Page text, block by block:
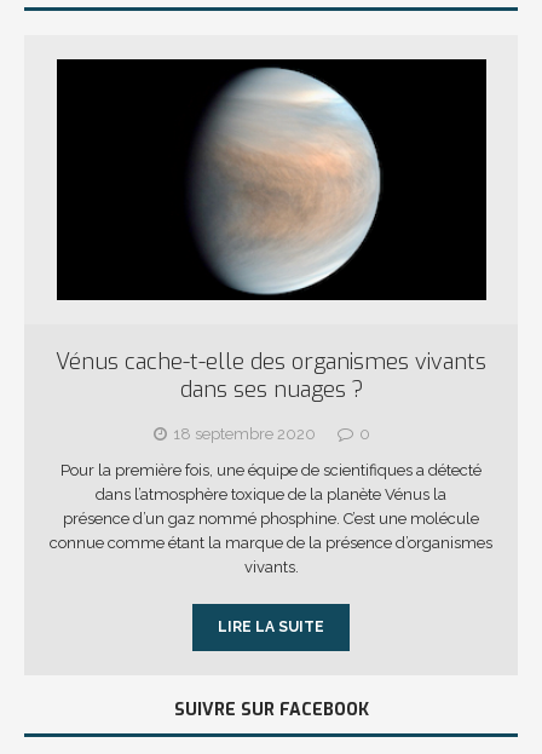
Vénus cache-t-elle des organismes vivants
dans ses nuages ?
18 septembre 2020
0
Pour la première fois, une équipe de scientifiques a détecté
dans l’atmosphère toxique de la planète Vénus la
présence d’un gaz nommé phosphine. C’est une molécule
connue comme étant la marque de la présence d’organismes
vivants.
LIRE LA SUITE
SUIVRE SUR FACEBOOK